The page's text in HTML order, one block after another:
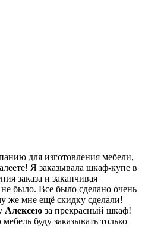
для изготовления мебели,
Я заказывала шкаф-купе в
заказа и заканчивая
было. Все было сделано очень
же мне ещё скидку сделали!
Алексею за прекрасный шкаф!
буду заказывать только